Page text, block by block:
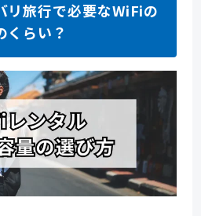
リ旅行で必要なWiFiの
くらい？